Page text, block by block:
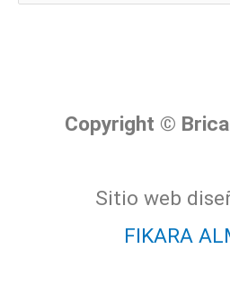
Copyright ©
Sitio web
FIKARA